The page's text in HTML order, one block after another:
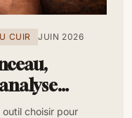
CUIR JUIN 2026
choisir pour